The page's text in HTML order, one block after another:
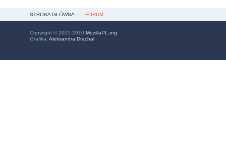
STRONA GŁÓWNA FORUM
Copyright © 2001-2010 MozillaPL.org
Grafika: Aleksandra Drachal